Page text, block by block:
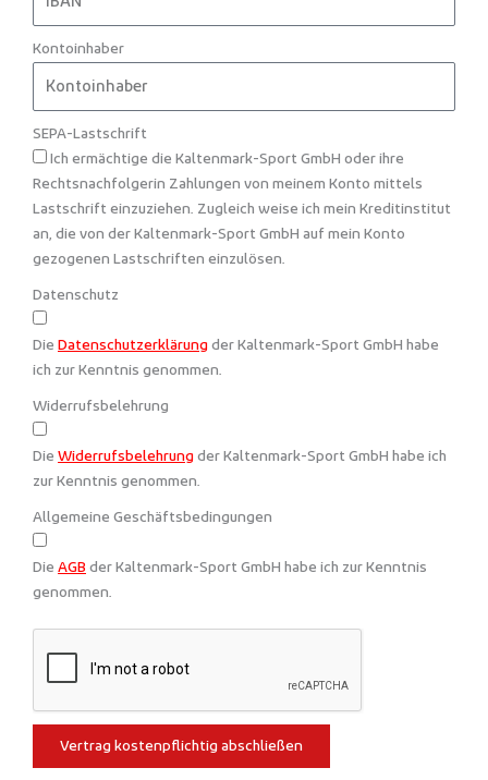
Kontoinhaber
SEPA-Lastschrift
Ich ermächtige die Kaltenmark-Sport GmbH oder ihre
Rechtsnachfolgerin Zahlungen von meinem Konto mittels
Lastschrift einzuziehen. Zugleich weise ich mein Kreditinstitut
an, die von der Kaltenmark-Sport GmbH auf mein Konto
gezogenen Lastschriften einzulösen.
Datenschutz
Die Datenschutzerklärung der Kaltenmark-Sport GmbH habe
ich zur Kenntnis genommen.
Widerrufsbelehrung
Die Widerrufsbelehrung der Kaltenmark-Sport GmbH habe ich
zur Kenntnis genommen.
Allgemeine Geschäftsbedingungen
Die AGB der Kaltenmark-Sport GmbH habe ich zur Kenntnis
genommen.
Vertrag kostenpflichtig abschließen